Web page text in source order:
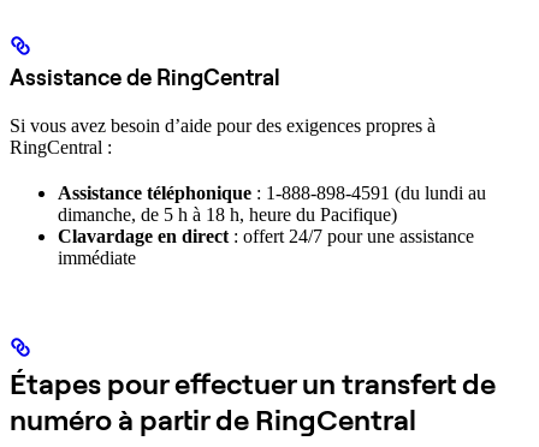
Assistance de RingCentral
Si vous avez besoin d’aide pour des exigences propres à
RingCentral :
Assistance téléphonique : 1-888-898-4591 (du lundi au
dimanche, de 5 h à 18 h, heure du Pacifique)
Clavardage en direct : offert 24/7 pour une assistance
immédiate
Étapes pour effectuer un transfert de
numéro à partir de RingCentral